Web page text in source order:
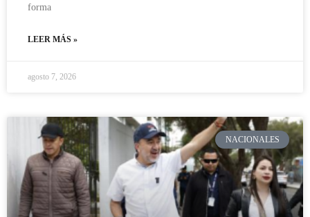
forma
LEER MÁS »
agosto 7, 2026
NACIONALES